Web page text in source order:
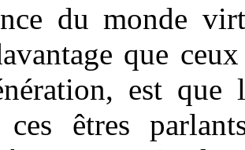
du monde
que
est que
ces êtres